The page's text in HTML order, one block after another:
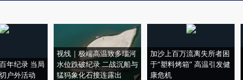
年纪录 当局
户外活动
视线｜极端高温致多瑙河
水位跌破纪录 二战沉船与
猛犸象化石接连露出
加沙上百万流离失所者困
于“塑料烤箱” 高温引发健
康危机